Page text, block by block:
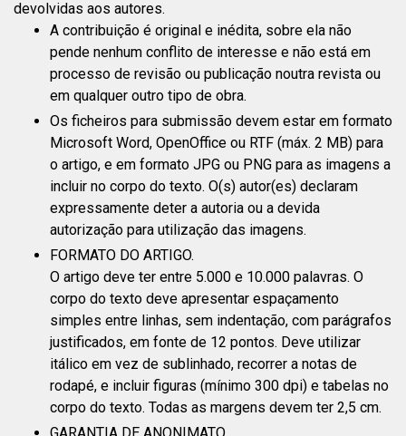
devolvidas aos autores.
A contribuição é original e inédita, sobre ela não
pende nenhum conflito de interesse e não está em
processo de revisão ou publicação noutra revista ou
em qualquer outro tipo de obra.
Os ficheiros para submissão devem estar em formato
Microsoft Word, OpenOffice ou RTF (máx. 2 MB) para
o artigo, e em formato JPG ou PNG para as imagens a
incluir no corpo do texto. O(s) autor(es) declaram
expressamente deter a autoria ou a devida
autorização para utilização das imagens.
FORMATO DO ARTIGO.
O artigo deve ter entre 5.000 e 10.000 palavras. O
corpo do texto deve apresentar espaçamento
simples entre linhas, sem indentação, com parágrafos
justificados, em fonte de 12 pontos. Deve utilizar
itálico em vez de sublinhado, recorrer a notas de
rodapé, e incluir figuras (mínimo 300 dpi) e tabelas no
corpo do texto. Todas as margens devem ter 2,5 cm.
GARANTIA DE ANONIMATO.